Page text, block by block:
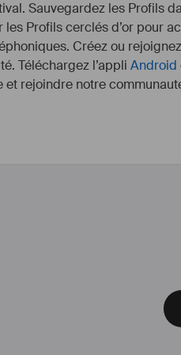
Sauvegardez les Profils
Profils cerclés d’or pour
Créez ou
Téléchargez l’appli Android
et rejoindre notre